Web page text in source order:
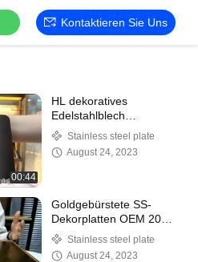
Kontaktieren Sie Uns
00:44
HL dekoratives
Edelstahlblech
kaltgewalzt für Bau
Stainless steel plate
August 24, 2023
Goldgebürstete SS-
Dekorplatten OEM 201
304 316 SGS-Zertifikat
Stainless steel plate
August 24, 2023